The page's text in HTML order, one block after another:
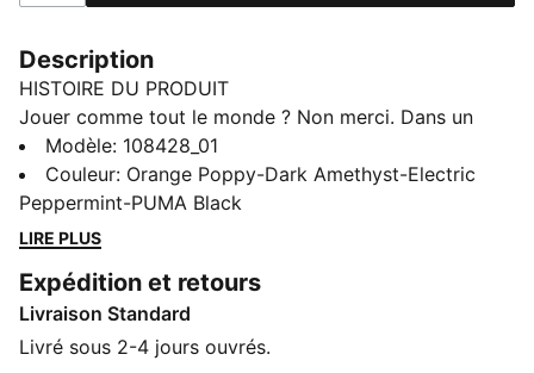
Description
HISTOIRE DU PRODUIT
Jouer comme tout le monde ? Non merci. Dans un
monde où la créativité est de plus en plus bannie du
sport, crée tes propres règles avec la FUTURE 8
Creativity de Neymar Jr. Dotée de graphismes
extraterrestres et de technologies innovantes, comme
seconde peau, cette paire est là pour te rappeler une
chose : oublie les règles, fais confiance à ton instinct.
À toi de créer.
Modèle: 108428_01
Couleur: Orange Poppy-Dark Amethyst-Electric
Peppermint-PUMA Black
LIRE PLUS
Expédition et retours
Livraison Standard
Livré sous 2-4 jours ouvrés.